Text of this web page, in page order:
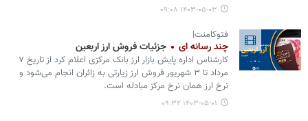
۱۴۰۳-۰۵-۰۳ ۰۹:۰۸
فتوکامنت|
چند رسانه ای جزئیات فروش ارز اربعین
کارشناس اداره پایش بازار ارز بانک مرکزی اعلام کرد از تاریخ ۷
مرداد تا ۳ شهریور فروش ارز زیارتی به زائران انجام می‌شود و
نرخ ارز همان نرخ مرکز مبادله است.
۱۴۰۳-۰۵-۰۱ ۰۹:۳۲